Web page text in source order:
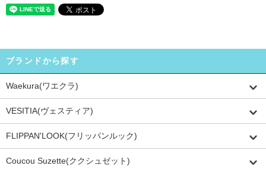
ブランドから探す
Waekura(ワエクラ)
VESITIA(ヴェスティア)
FLIPPAN'LOOK(フリッパンルック)
Coucou Suzette(ククシュゼット)